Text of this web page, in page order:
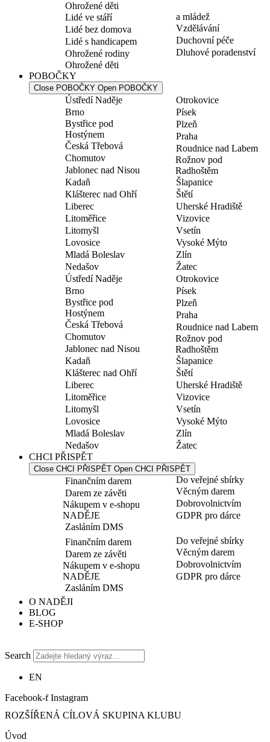
Ohrožené děti
Lidé ve stáří
Lidé bez domova
Lidé s handicapem
Ohrožené rodiny
Ohrožené děti
a mládež
Vzdělávání
Duchovní péče
Dluhové poradenství
POBOČKY
Close POBOČKY Open POBOČKY
Ústředí Naděje
Brno
Bystřice pod
Hostýnem
Česká Třebová
Chomutov
Jablonec nad Nisou
Kadaň
Klášterec nad Ohří
Liberec
Litoměřice
Litomyšl
Lovosice
Mladá Boleslav
Nedašov
Otrokovice
Písek
Plzeň
Praha
Roudnice nad Labem
Rožnov pod
Radhoštěm
Šlapanice
Štětí
Uherské Hradiště
Vizovice
Vsetín
Vysoké Mýto
Zlín
Žatec
Ústředí Naděje
Brno
Bystřice pod
Hostýnem
Česká Třebová
Chomutov
Jablonec nad Nisou
Kadaň
Klášterec nad Ohří
Liberec
Litoměřice
Litomyšl
Lovosice
Mladá Boleslav
Nedašov
Otrokovice
Písek
Plzeň
Praha
Roudnice nad Labem
Rožnov pod
Radhoštěm
Šlapanice
Štětí
Uherské Hradiště
Vizovice
Vsetín
Vysoké Mýto
Zlín
Žatec
CHCI PŘISPĚT
Close CHCI PŘISPĚT Open CHCI PŘISPĚT
Finančním darem
Darem ze závěti
Nákupem v e-shopu
NADĚJE
Zasláním DMS
Do veřejné sbírky
Věcným darem
Dobrovolnictvím
GDPR pro dárce
Finančním darem
Darem ze závěti
Nákupem v e-shopu
NADĚJE
Zasláním DMS
Do veřejné sbírky
Věcným darem
Dobrovolnictvím
GDPR pro dárce
O NADĚJI
BLOG
E-SHOP
Search
EN
Facebook-f Instagram
ROZŠÍŘENÁ CÍLOVÁ SKUPINA KLUBU
Úvod